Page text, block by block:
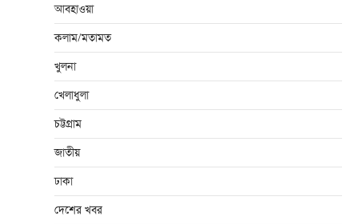
আবহাওয়া
কলাম/মতামত
খুলনা
খেলাধুলা
চট্টগ্রাম
জাতীয়
ঢাকা
দেশের খবর